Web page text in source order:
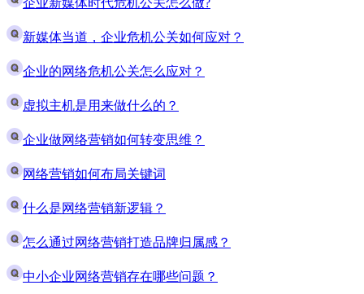
企业新媒体时代危机公关怎么做?
新媒体当道，企业危机公关如何应对？
企业的网络危机公关怎么应对？
虚拟主机是用来做什么的？
企业做网络营销如何转变思维？
网络营销如何布局关键词
什么是网络营销新逻辑？
怎么通过网络营销打造品牌归属感？
中小企业网络营销存在哪些问题？